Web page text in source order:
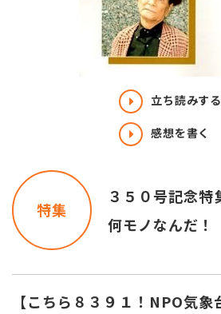
立ち読みする
感想を書く
特集
３５０号記念特
何モノなんだ！
【こちら８３９１！NPO気象